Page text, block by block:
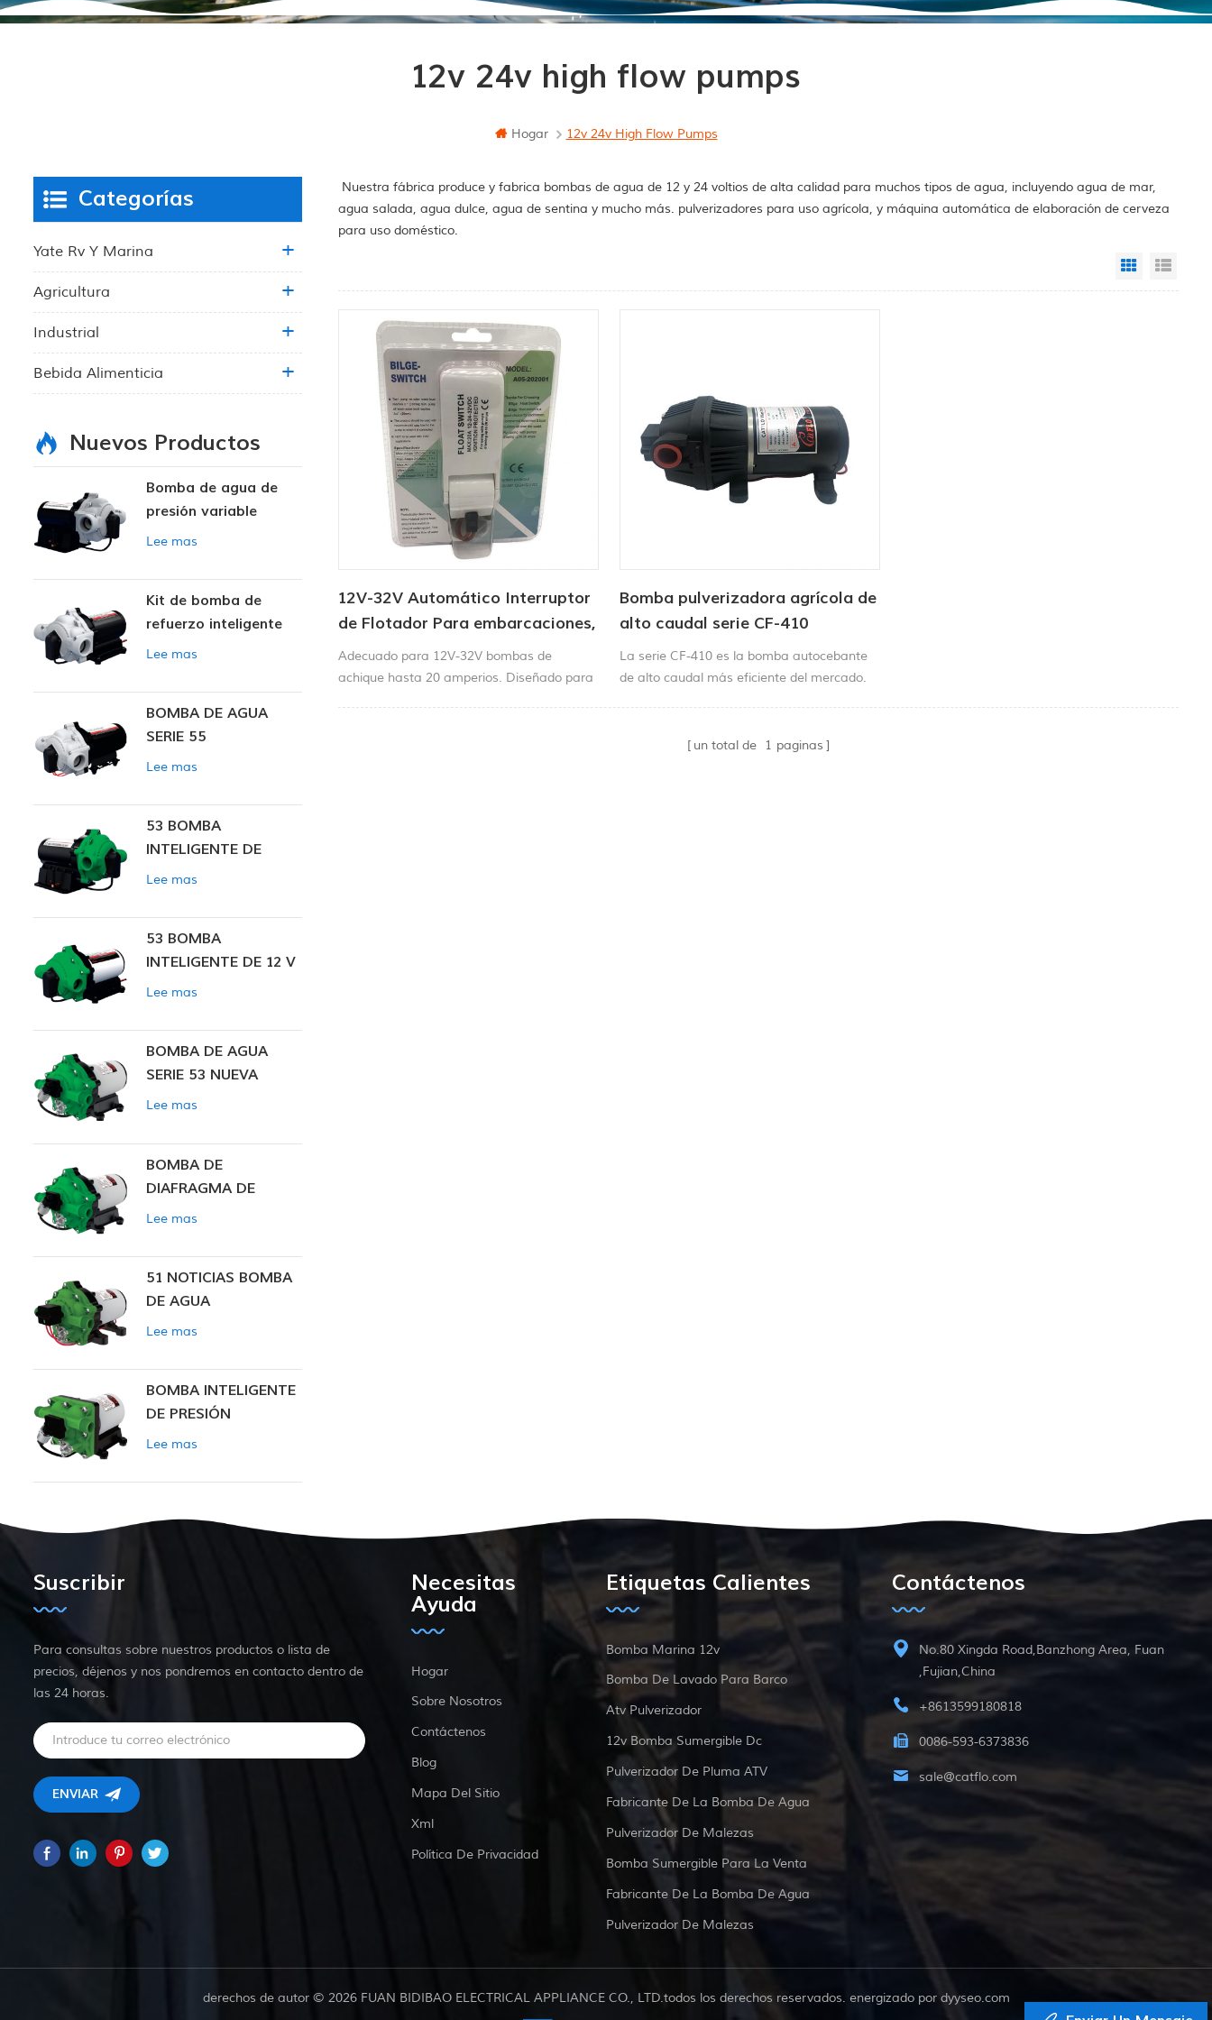
12v 24v high flow pumps
Hogar 12v 24v High Flow Pumps
Nuestra fábrica produce y fabrica bombas de agua de 12 y 24 voltios de alta calidad para muchos tipos de agua, incluyendo agua de mar,
agua salada, agua dulce, agua de sentina y mucho más. pulverizadores para uso agrícola, y máquina automática de elaboración de cerveza
para uso doméstico.
Grid View
12V-32V Automático Interruptor
de Flotador Para embarcaciones,
Bomba de Achique
Adecuado para 12V-32V bombas de
achique hasta 20 amperios. Diseñado para
Bomba pulverizadora agrícola de
alto caudal serie CF-410
La serie CF-410 es la bomba autocebante
de alto caudal más eficiente del mercado.
máximo de la atomización.
un total de 1 paginas
Categorías
Yate Rv Y Marina
Agricultura
Industrial
Bebida Alimenticia
Nuevos Productos
Bomba de agua de
presión variable
inteligente
Lee mas
Kit de bomba de
refuerzo inteligente
Lee mas
BOMBA DE AGUA
SERIE 55
Lee mas
53 BOMBA
INTELIGENTE DE
PRESIÓN CONSTANTE
Lee mas
53 BOMBA
INTELIGENTE DE 12 V
CC DE PRESIÓN
Lee mas
BOMBA DE AGUA
SERIE 53 NUEVA
Lee mas
BOMBA DE
DIAFRAGMA DE
PRESIÓN CONSTANTE
Lee mas
51 NOTICIAS BOMBA
DE AGUA
Lee mas
BOMBA INTELIGENTE
DE PRESIÓN
CONSTANTE SERIE
Lee mas
Suscribir
Para consultas sobre nuestros productos o lista de
precios, déjenos y nos pondremos en contacto dentro de
las 24 horas.
Necesitas
Ayuda
Hogar
Sobre Nosotros
Contáctenos
Blog
Mapa Del Sitio
Xml
Política De Privacidad
Etiquetas Calientes
Bomba Marina 12v
Bomba De Lavado Para Barco
Atv Pulverizador
12v Bomba Sumergible Dc
Pulverizador De Pluma ATV
Fabricante De La Bomba De Agua
Pulverizador De Malezas
Bomba Sumergible Para La Venta
Fabricante De La Bomba De Agua
Pulverizador De Malezas
Contáctenos
No.80 Xingda Road,Banzhong Area, Fuan
,Fujian,China
+8613599180818
0086-593-6373836
sale@catflo.com
derechos de autor © 2026 FUAN BIDIBAO ELECTRICAL APPLIANCE CO., LTD.todos los derechos reservados. energizado por dyyseo.com